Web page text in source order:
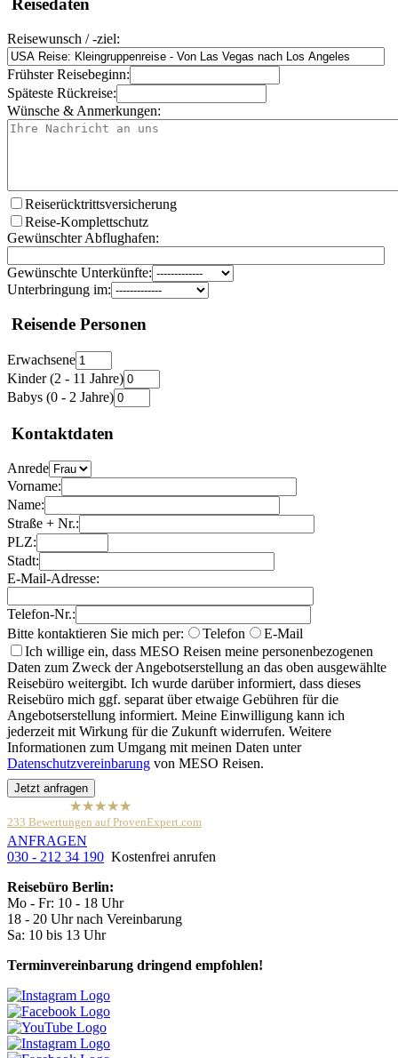
Reisedaten
Reisewunsch / -ziel:
Frühster Reisebeginn:
Späteste Rückreise:
Wünsche & Anmerkungen:
Reiserücktrittsversicherung
Reise-Komplettschutz
Gewünschter Abflughafen:
Gewünschte Unterkünfte:
Unterbringung im:
Reisende Personen
Erwachsene
Kinder (2 - 11 Jahre)
Babys (0 - 2 Jahre)
Kontaktdaten
Anrede
Vorname:
Name:
Straße + Nr.:
PLZ:
Stadt:
E-Mail-Adresse:
Telefon-Nr.:
Bitte kontaktieren Sie mich per:
Telefon
E-Mail
Ich willige ein, dass MESO Reisen meine personenbezogenen
Daten zum Zweck der Angebotserstellung an das oben ausgewählte
Reisebüro weitergibt. Ich wurde darüber informiert, dass dieses
Reisebüro mich ggf. separat über etwaige Gebühren für die
Angebotserstellung informiert. Meine Einwilligung kann ich
jederzeit mit Wirkung für die Zukunft widerrufen. Weitere
Informationen zum Umgang mit meinen Daten unter
Datenschutzvereinbarung von MESO Reisen.
Jetzt anfragen
Meso Reisen Reiseveranstalter / Reisebüro
hat4,79von
5Sternen
233 Bewertungen auf ProvenExpert.com
ANFRAGEN
030 - 212 34 190 Kostenfrei anrufen
Reisebüro Berlin:
Mo - Fr: 10 - 18 Uhr
18 - 20 Uhr nach Vereinbarung
Sa: 10 bis 13 Uhr
Terminvereinbarung dringend empfohlen!